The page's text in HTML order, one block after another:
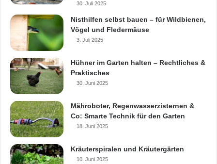
30. Juli 2025
Nisthilfen selbst bauen – für Wildbienen,
Vögel und Fledermäuse
3. Juli 2025
Hühner im Garten halten – Rechtliches &
Praktisches
30. Juni 2025
Mähroboter, Regenwasserzisternen &
Co: Smarte Technik für den Garten
18. Juni 2025
Kräuterspiralen und Kräutergärten
10. Juni 2025